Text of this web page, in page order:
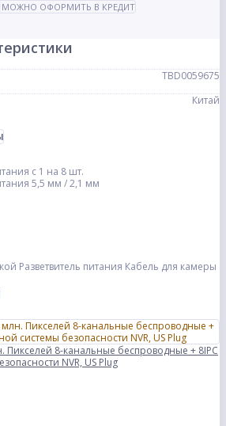
МОЖНО ОФОРМИТЬ В КРЕДИТ
TBD0059675
Китай
с 1 на 8 шт.
5,5 мм / 2,1 мм
Разветвитель питания Кабель для камеры
Пикселей 8-канальные беспроводные + 8IPC
NVR, US Plug